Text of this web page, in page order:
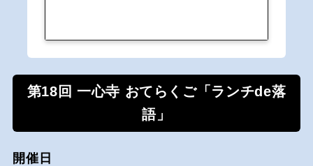
第18回 一心寺 おてらくご「ランチde落
語」
開催日